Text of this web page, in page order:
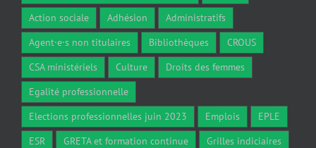
Action sociale
Adhésion
Administratifs
Agent·e·s non titulaires
Bibliothèques
CROUS
CSA ministériels
Culture
Droits des femmes
Egalité professionnelle
Elections professionnelles juin 2023
Emplois
EPLE
ESR
GRETA et formation continue
Grilles indiciaires